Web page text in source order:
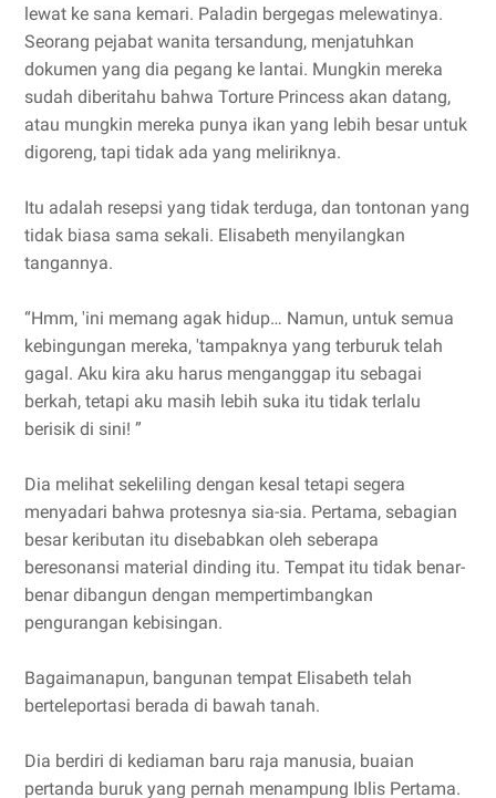
lewat ke sana kemari. Paladin bergegas melewatinya.
Seorang pejabat wanita tersandung, menjatuhkan
dokumen yang dia pegang ke lantai. Mungkin mereka
sudah diberitahu bahwa Torture Princess akan datang,
atau mungkin mereka punya ikan yang lebih besar untuk
digoreng, tapi tidak ada yang meliriknya.
Itu adalah resepsi yang tidak terduga, dan tontonan yang
tidak biasa sama sekali. Elisabeth menyilangkan
tangannya.
“Hmm, 'ini memang agak hidup… Namun, untuk semua
kebingungan mereka, 'tampaknya yang terburuk telah
gagal. Aku kira aku harus menganggap itu sebagai
berkah, tetapi aku masih lebih suka itu tidak terlalu
berisik di sini! ”
Dia melihat sekeliling dengan kesal tetapi segera
menyadari bahwa protesnya sia-sia. Pertama, sebagian
besar keributan itu disebabkan oleh seberapa
beresonansi material dinding itu. Tempat itu tidak benar-
benar dibangun dengan mempertimbangkan
pengurangan kebisingan.
Bagaimanapun, bangunan tempat Elisabeth telah
berteleportasi berada di bawah tanah.
Dia berdiri di kediaman baru raja manusia, buaian
pertanda buruk yang pernah menampung Iblis Pertama.